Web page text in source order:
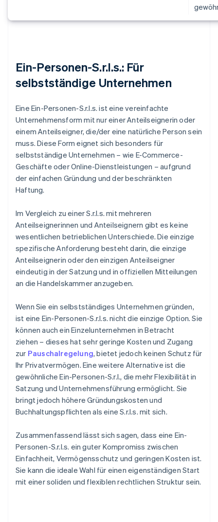
Ein-Personen-S.r.l.s.: Für
selbstständige Unternehmen
Eine Ein-Personen-S.r.l.s. ist eine vereinfachte
Unternehmensform mit nur einer Anteilseignerin oder
einem Anteilseigner, die/der eine natürliche Person sein
muss. Diese Form eignet sich besonders für
selbstständige Unternehmen – wie E-Commerce-
Geschäfte oder Online-Dienstleistungen – aufgrund
der einfachen Gründung und der beschränkten
Haftung.
Im Vergleich zu einer S.r.l.s. mit mehreren
Anteilseignerinnen und Anteilseignern gibt es keine
wesentlichen betrieblichen Unterschiede. Die einzige
spezifische Anforderung besteht darin, die einzige
Anteilseignerin oder den einzigen Anteilseigner
eindeutig in der Satzung und in offiziellen Mitteilungen
an die Handelskammer anzugeben.
Wenn Sie ein selbstständiges Unternehmen gründen,
ist eine Ein-Personen-S.r.l.s. nicht die einzige Option. Sie
können auch ein Einzelunternehmen in Betracht
ziehen – dieses hat sehr geringe Kosten und Zugang
zur Pauschalregelung, bietet jedoch keinen Schutz für
Ihr Privatvermögen. Eine weitere Alternative ist die
gewöhnliche Ein-Personen-S.r.l., die mehr Flexibilität in
Satzung und Unternehmensführung ermöglicht. Sie
bringt jedoch höhere Gründungskosten und
Buchhaltungspflichten als eine S.r.l.s. mit sich.
Zusammenfassend lässt sich sagen, dass eine Ein-
Personen-S.r.l.s. ein guter Kompromiss zwischen
Einfachheit, Vermögensschutz und geringen Kosten ist.
Sie kann die ideale Wahl für einen eigenständigen Start
mit einer soliden und flexiblen rechtlichen Struktur sein.